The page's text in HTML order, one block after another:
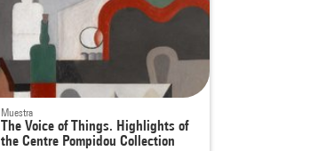
Muestra
The Voice of Things. Highlights of
the Centre Pompidou Collection